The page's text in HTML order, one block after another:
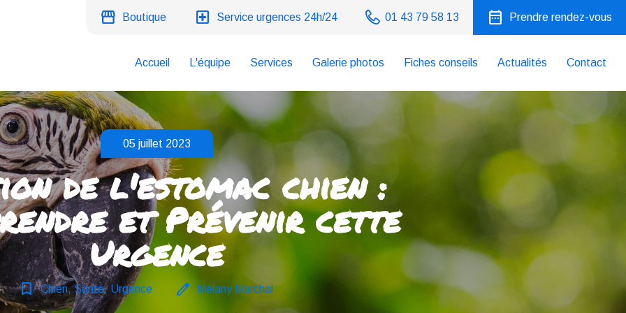
storefront Boutique local_hospital Service urgences 24h/24 01 43 79 58 13 date_range Prendre rendez-vous
Accueil L'équipe Services Galerie photos Fiches conseils Actualités Contact
05 juillet 2023
de l'estomac chien :
et Prévenir cette
Urgence
bookmark_border Chien, Santé, Urgence edit Mélany Marchal